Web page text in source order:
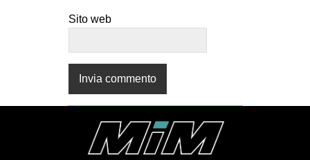
Sito web